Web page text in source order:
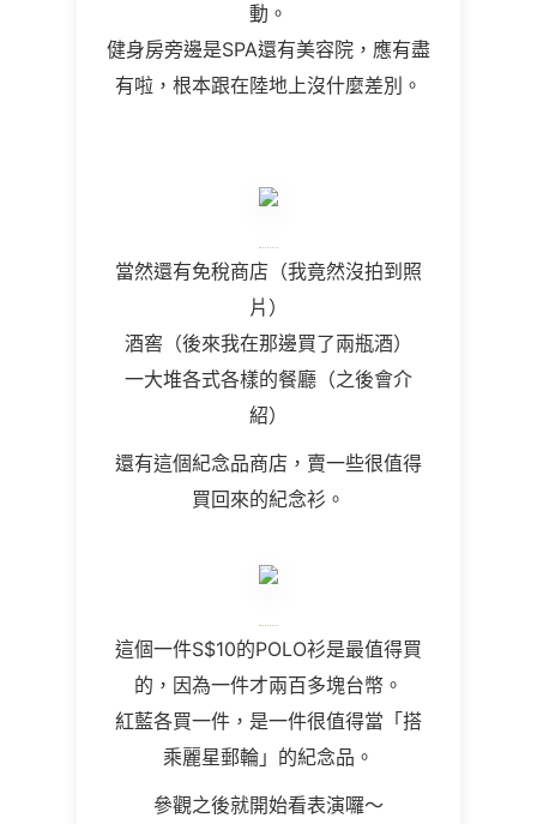
動。
健身房旁邊是SPA還有美容院，應有盡
有啦，根本跟在陸地上沒什麼差別。
當然還有免稅商店（我竟然沒拍到照
片）
酒窖（後來我在那邊買了兩瓶酒）
一大堆各式各樣的餐廳（之後會介
紹）
還有這個紀念品商店，賣一些很值得
買回來的紀念衫。
這個一件S$10的POLO衫是最值得買
的，因為一件才兩百多塊台幣。
紅藍各買一件，是一件很值得當「搭
乘麗星郵輪」的紀念品。
參觀之後就開始看表演囉～